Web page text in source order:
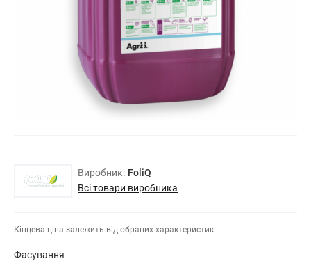
Виробник: FoliQ
Всі товари виробника
Кінцева ціна залежить від обраних характеристик:
Фасування